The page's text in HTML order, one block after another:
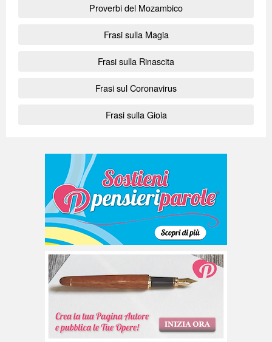
Proverbi del Mozambico
Frasi sulla Magia
Frasi sulla Rinascita
Frasi sul Coronavirus
Frasi sulla Gioia